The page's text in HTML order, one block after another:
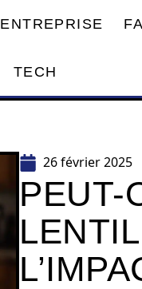
ENTREPRISE
TECH
26 février 2025
PEUT-